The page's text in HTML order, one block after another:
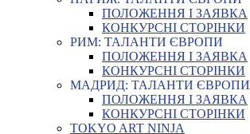
ПОЛОЖЕННЯ І ЗАЯВКА
КОНКУРСНІ СТОРІНКИ
РИМ: ТАЛАНТИ ЄВРОПИ
ПОЛОЖЕННЯ І ЗАЯВКА
КОНКУРСНІ СТОРІНКИ
МАДРИД: ТАЛАНТИ ЄВРОПИ
ПОЛОЖЕННЯ І ЗАЯВКА
КОНКУРСНІ СТОРІНКИ
TOKYO ART NINJA